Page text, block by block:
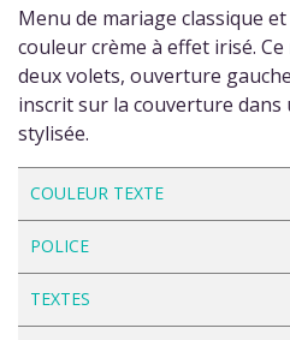
Menu de mariage classique
couleur crème à effet irisé.
deux volets, ouverture
inscrit sur la couverture dans
stylisée.
COULEUR TEXTE
POLICE
TEXTES